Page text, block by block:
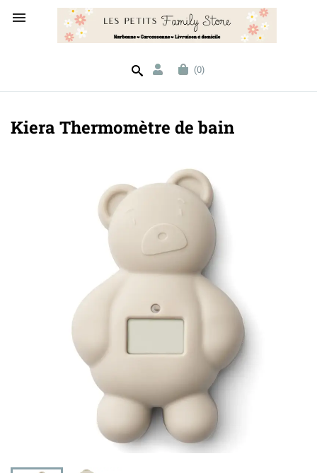

(0)
Kiera Thermomètre de bain